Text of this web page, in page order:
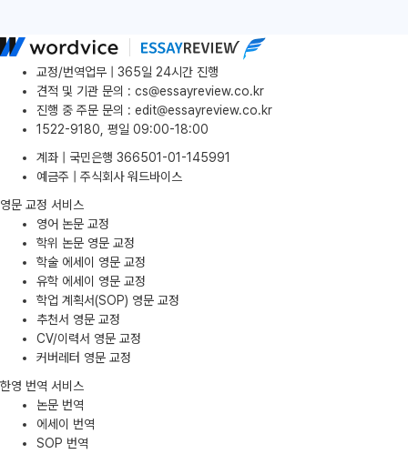
교정/번역업무 | 365일 24시간 진행
견적 및 기관 문의 : cs@essayreview.co.kr
진행 중 주문 문의 : edit@essayreview.co.kr
1522-9180, 평일 09:00-18:00
계좌 | 국민은행 366501-01-145991
예금주 | 주식회사 워드바이스
영문 교정 서비스
영어 논문 교정
학위 논문 영문 교정
학술 에세이 영문 교정
유학 에세이 영문 교정
학업 계획서(SOP) 영문 교정
추천서 영문 교정
CV/이력서 영문 교정
커버레터 영문 교정
한영 번역 서비스
논문 번역
에세이 번역
SOP 번역